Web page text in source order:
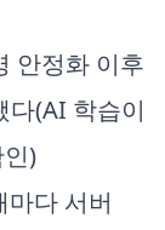
안정화 이후
다(AI 학습이
)
다 서버